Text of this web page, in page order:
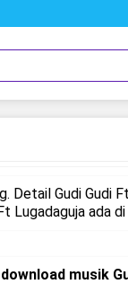
Detail Gudi Gudi
Lugadaguja ada
musik